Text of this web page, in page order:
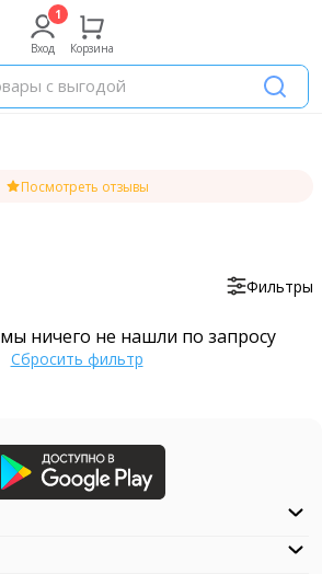
Вход Корзина
Посмотреть отзывы
Фильтры
ничего не нашли по запросу
Сбросить фильтр